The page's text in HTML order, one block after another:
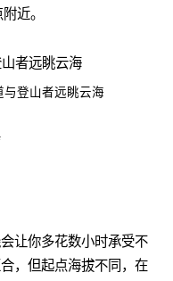
近。
登山者远眺云海
让你多花数小时承受不
，但起点海拔不同，在